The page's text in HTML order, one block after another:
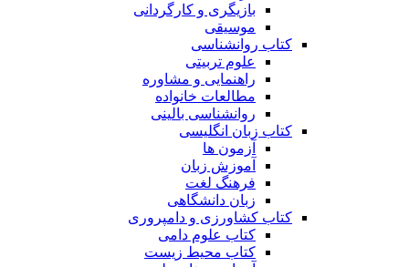
بازیگری و کارگردانی
موسیقی
کتاب روانشناسی
علوم تربیتی
راهنمایی و مشاوره
مطالعات خانواده
روانشناسی بالینی
کتاب زبان انگلیسی
آزمون ها
آموزش زبان
فرهنگ لغت
زبان دانشگاهی
کتاب کشاورزی و دامپروری
کتاب علوم دامی
کتاب محیط زیست